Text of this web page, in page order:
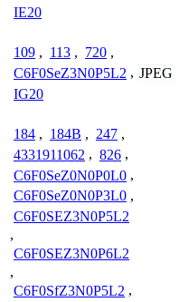
IE20
109 , 113 , 720 ,
C6F0SeZ3N0P5L2 ,
IG20
JPEG
184 , 184B , 247 ,
4331911062 , 826 ,
C6F0SeZ0N0P0L0 ,
C6F0SeZ0N0P3L0 ,
C6F0SEZ3N0P5L2
,
C6F0SEZ3N0P6L2
,
C6F0SfZ3N0P5L2 ,